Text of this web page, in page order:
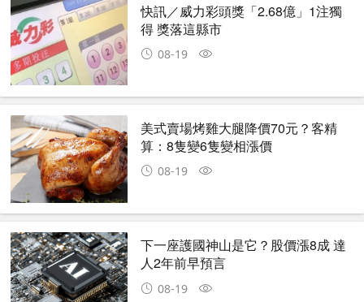
快訊／威力彩頭獎「2.68億」1注獨
得 獎落這縣市
08-19
美式賣場烤雞大腿降價70元？客精
算：8隻變6隻變相漲價
08-19
下一座護國神山是它？股價漲8成 達
人2年前早預言
08-19